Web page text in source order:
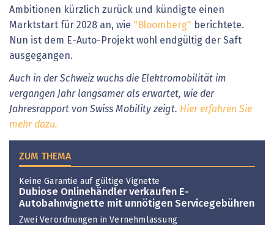
Ambitionen kürzlich zurück und kündigte einen
Marktstart für 2028 an, wie "Bloomberg" berichtete.
Nun ist dem E-Auto-Projekt wohl endgültig der Saft
ausgegangen.
Auch in der Schweiz wuchs die Elektromobilität im
vergangen Jahr langsamer als erwartet, wie der
Jahresrapport von Swiss Mobility zeigt. Hier erfahren Sie
mehr dazu.
ZUM THEMA
Keine Garantie auf gültige Vignette
Dubiose Onlinehändler verkaufen E-
Autobahnvignette mit unnötigen Servicegebühren
Zwei Verordnungen in Vernehmlassung